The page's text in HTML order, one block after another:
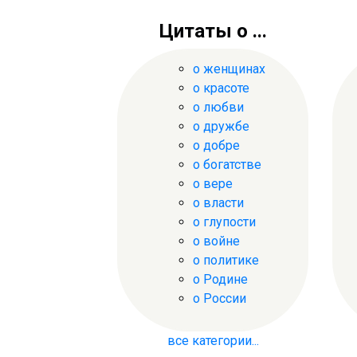
Цитаты о ...
о женщинах
о красоте
о любви
о дружбе
о добре
о богатстве
о вере
о власти
о глупости
о войне
о политике
о Родине
о России
все категории...